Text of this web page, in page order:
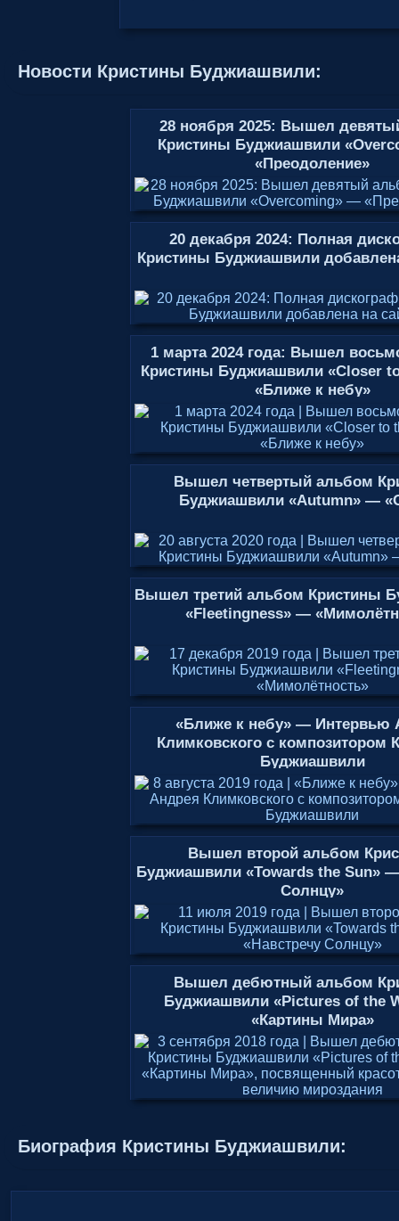
Новости Кристины Буджиашвили:
28 ноября 2025: Вышел
Кристины Буджиашвили
«Преодоление»
20 декабря 2024: Полная
Кристины Буджиашвили
1 марта 2024 года: Вышел
Кристины Буджиашвили «Closer
«Ближе к небу»
Вышел четвертый альбом
Буджиашвили «Autumn» —
Вышел третий альбом Кристины
«Fleetingness» —
«Ближе к небу» — Интервью
Климковского с композитором
Буджиашвили
Вышел второй альбом
Буджиашвили «Towards the Sun»
Солнцу»
Вышел дебютный альбом
Буджиашвили «Pictures of the
«Картины Мира»
Биография Кристины Буджиашвили: